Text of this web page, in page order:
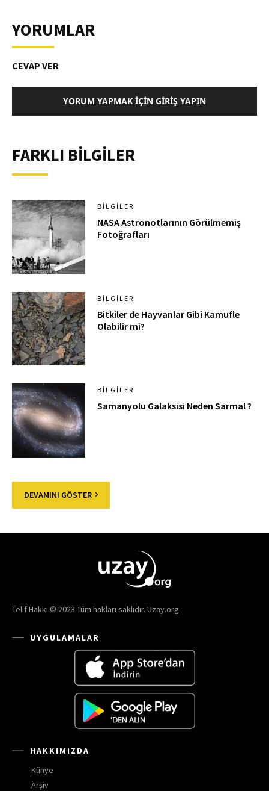
YORUMLAR
CEVAP VER
YORUM YAPMAK İÇIN GIRIŞ YAPIN
FARKLI BİLGİLER
BILGILER
NASA Astronotlarının Görülmemiş
Fotoğrafları
BILGILER
Bitkiler de Hayvanlar Gibi Kamufle
Olabilir mi?
BILGILER
Samanyolu Galaksisi Neden Sarmal ?
DEVAMINI GÖSTER
Telif Hakkı © 2023 Tüm hakları saklıdır. Uzay.org
UYGULAMALAR
HAKKIMIZDA
Künye
Arşiv